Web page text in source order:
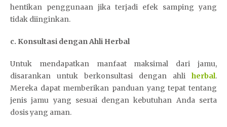
hentikan penggunaan jika terjadi efek samping yang
tidak diinginkan.
c. Konsultasi dengan Ahli Herbal
Untuk mendapatkan manfaat maksimal dari jamu,
disarankan untuk berkonsultasi dengan ahli herbal.
Mereka dapat memberikan panduan yang tepat tentang
jenis jamu yang sesuai dengan kebutuhan Anda serta
dosis yang aman.